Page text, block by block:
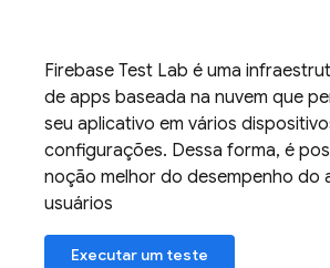
Firebase Test Lab é uma
de apps baseada na nuvem que
seu aplicativo em vários
configurações. Dessa forma, é
noção melhor do desempenho do
usuários
Executar um teste